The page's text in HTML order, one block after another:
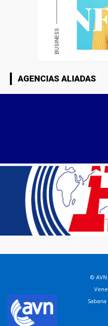
AGENCIAS ALIADAS
©